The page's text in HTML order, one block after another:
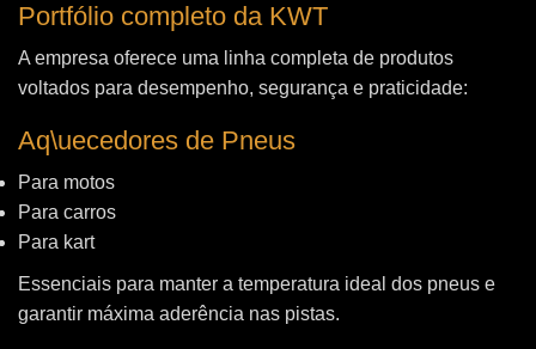
Portfólio completo da KWT
A empresa oferece uma linha completa de produtos
voltados para desempenho, segurança e praticidade:
Aq\uecedores de Pneus
Para motos
Para carros
Para kart
Essenciais para manter a temperatura ideal dos pneus e
garantir máxima aderência nas pistas.